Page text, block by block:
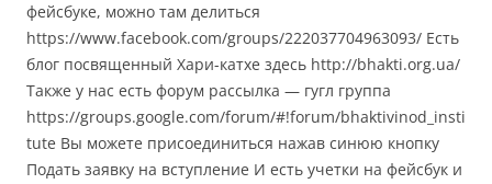
фейсбуке, можно там делиться
https://www.facebook.com/groups/222037704963093/ Есть
блог посвященный Хари-катхе здесь http://bhakti.org.ua/
Также у нас есть форум рассылка — гугл группа
https://groups.google.com/forum/#!forum/bhaktivinod_insti
tute Вы можете присоединиться нажав синюю кнопку
Подать заявку на вступление И есть учетки на фейсбук и